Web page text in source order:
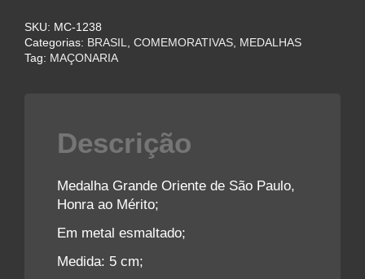
Paulo
-
Maçonaria
SKU: MC-1238
Categorias: BRASIL COMEMORATIVAS
MEDALHAS
Tag: MAÇONARIA
Descrição
Medalha Grande Oriente de São Paulo,
Honra ao Mérito;
Em metal esmaltado;
Medida: 5 cm;